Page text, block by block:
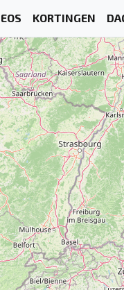
KORTINGEN